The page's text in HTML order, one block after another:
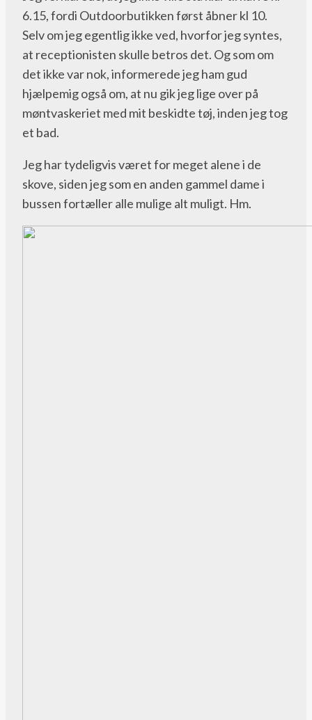
6.15, fordi Outdoorbutikken først åbner kl 10.
Selv om jeg egentlig ikke ved, hvorfor jeg syntes,
at receptionisten skulle betros det. Og som om
det ikke var nok, informerede jeg ham gud
hjælpemig også om, at nu gik jeg lige over på
møntvaskeriet med mit beskidte tøj, inden jeg tog
et bad.
Jeg har tydeligvis været for meget alene i de
skove, siden jeg som en anden gammel dame i
bussen fortæller alle mulige alt muligt. Hm.